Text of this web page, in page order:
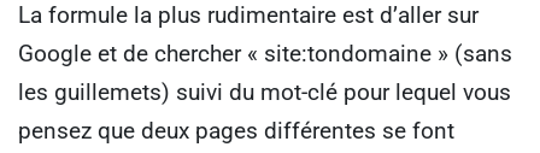
La formule la plus rudimentaire est d’aller sur
Google et de chercher « site:tondomaine » (sans
les guillemets) suivi du mot-clé pour lequel vous
pensez que deux pages différentes se font